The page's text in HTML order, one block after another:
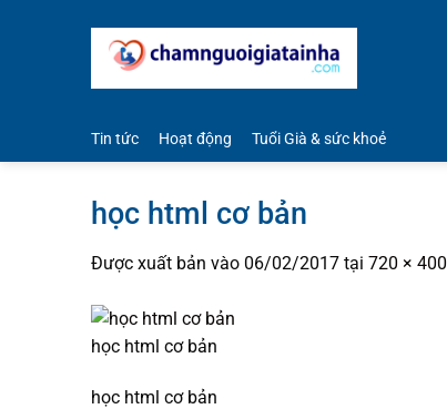
Tin tức Hoạt động Tuổi Già & sức khoẻ
học html cơ bản
Được xuất bản vào 06/02/2017 tại 720 × 400
học html cơ bản
học html cơ bản